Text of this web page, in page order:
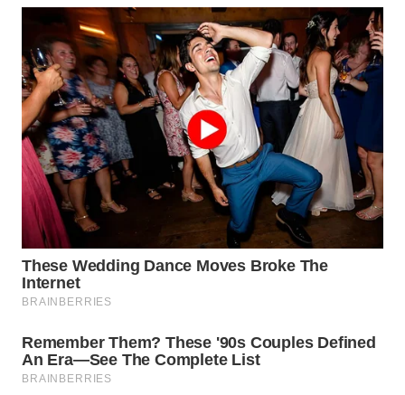
WN
CIANJUR
WN
KEPULAUAN
SERIBU
WN
TANGERANG
WN
BINJAI
WN
WN
INDRAMAYU